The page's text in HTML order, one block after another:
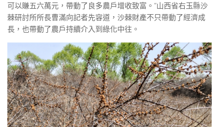
可以賺五六萬元，帶動了良多農戶增收致富。”山西省右玉縣沙
棘研討所所長曹滿向記者先容道，沙棘財產不只帶動了經濟成
長，也帶動了農戶持續介入到綠化中往。